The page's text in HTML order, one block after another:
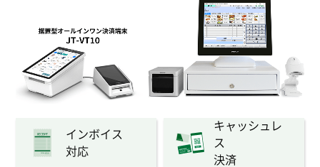
インボイス
対応
キャッシュレ
ス
決済